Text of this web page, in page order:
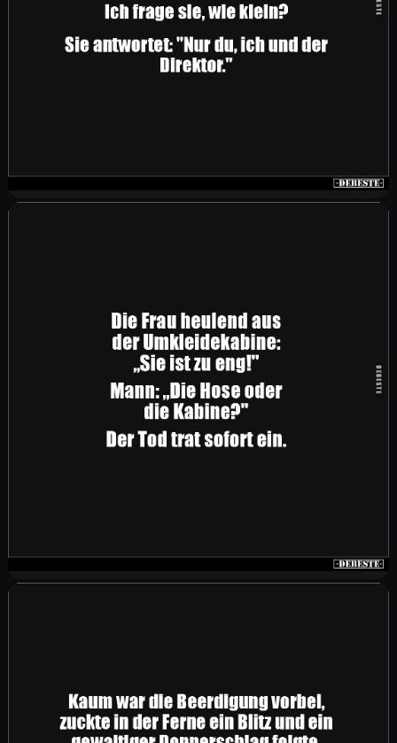
nicht!" "Och bitte, nur die ersten drei Zahlen!"
Meine Tochter erzählt mir, dass nächste Woche
ein kleines Zusammentreffen in der Schule
antwortet: "Nur du, ich und der Direktor."